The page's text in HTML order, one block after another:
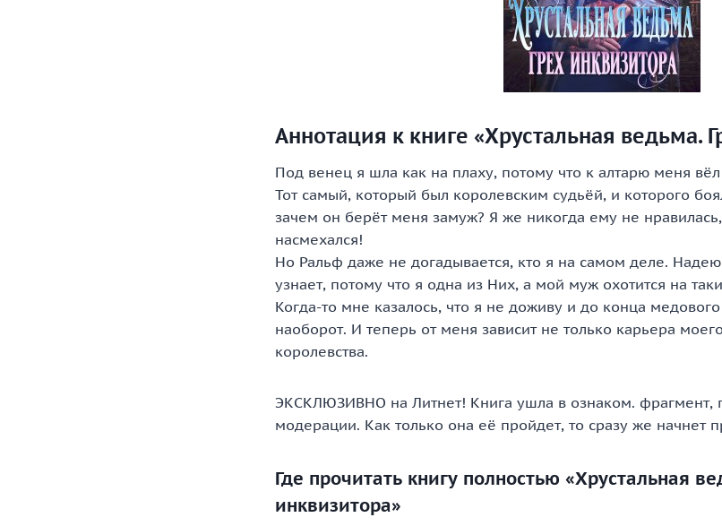
Аннотация к книге «Хрустальная ведьма.
Под венец я шла как на плаху, потому что к алтарю меня
Тот самый, который был королевским судьёй, и которого
зачем он берёт меня замуж? Я же никогда ему не
насмехался!
Но Ральф даже не догадывается, кто я на самом деле.
узнает, потому что я одна из Них, а мой муж охотится на
Когда-то мне казалось, что я не доживу и до конца
наоборот. И теперь от меня зависит не только карьера
королевства.
ЭКСКЛЮЗИВНО на Литнет! Книга ушла в ознаком. фрагмент,
модерации. Как только она её пройдет, то сразу же начнет
Где прочитать книгу полностью «Хрустальная
инквизитора»